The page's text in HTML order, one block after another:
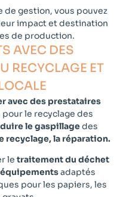
de gestion, vous pouvez
impact et destination
de production.
AVEC DES
RECYCLAGE ET
avec des prestataires
le recyclage des
le gaspillagedes
recyclage, la réparation.
le traitement du déchet
équipementsadaptés
pour les papiers, les